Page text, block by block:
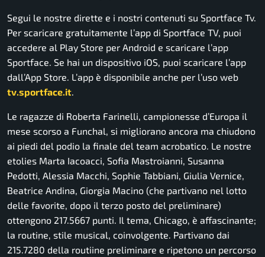
Segui le nostre dirette e i nostri contenuti su Sportface Tv.
Per scaricare gratuitamente l’app di Sportface TV, puoi
accedere al Play Store per Android e scaricare l’app
Sportface. Se hai un dispositivo iOS, puoi scaricare l’app
dall’App Store. L’app è disponibile anche per l’uso web
tv.sportface.it
Le ragazze di Roberta Farinelli, campionesse d’Europa il
mese scorso a Funchal, si migliorano ancora ma chiudono
ai piedi del podio la finale del team acrobatico. Le nostre
etolies Marta Iacoacci, Sofia Mastroianni, Susanna
Pedotti, Alessia Macchi, Sophie Tabbiani, Giulia Vernice,
Beatrice Andina, Giorgia Macino (che partivano nel lotto
delle favorite, dopo il terzo posto del preliminare)
ottengono 217.5667 punti. Il tema, Chicago, è affascinante;
la routine, stile musical, coinvolgente. Partivano dai
215.7280 della routiine preliminare e ripetono un percorso